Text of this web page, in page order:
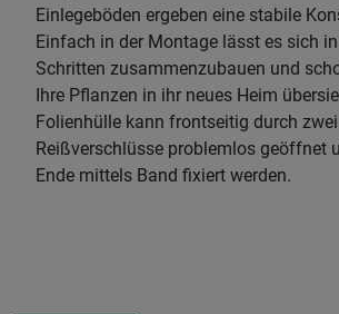
Einlegeböden ergeben eine stabile
Einfach in der Montage lässt es sich
Schritten zusammenzubauen und
Ihre Pflanzen in ihr neues Heim
Folienhülle kann frontseitig durch zwei
Reißverschlüsse problemlos geöffnet
Ende mittels Band fixiert werden.